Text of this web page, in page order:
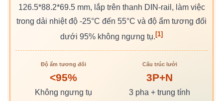
126.5*88.2*69.5 mm, lắp trên thanh DIN-rail, làm việc
trong dải nhiệt độ -25°C đến 55°C và độ ẩm tương đối
dưới 95% không ngưng tụ.[1]
Độ ẩm tương đối
<95%
Không ngưng tụ
Cấu trúc lưới
3P+N
3 pha + trung tính